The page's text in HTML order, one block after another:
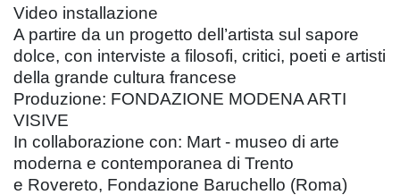
Video installazione
A partire da un progetto dell’artista sul sapore
dolce, con interviste a filosofi, critici, poeti e artisti
della grande cultura francese
Produzione: FONDAZIONE MODENA ARTI
VISIVE
In collaborazione con: Mart - museo di arte
moderna e contemporanea di Trento
e Rovereto, Fondazione Baruchello (Roma)